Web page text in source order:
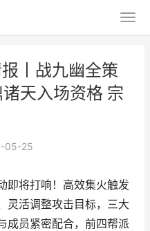
丨战九幽全策
天入场资格 宗
05-25
即将打响！高效集火触发
灵活调整攻击目标，三大
成员紧密配合，前四帮派